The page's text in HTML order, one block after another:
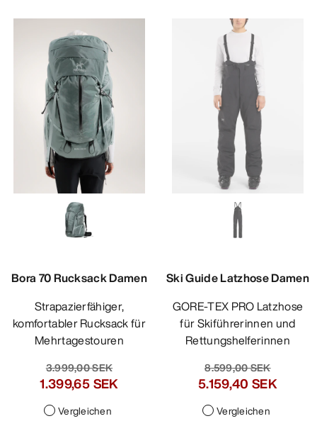
Bora 70 Rucksack Damen
Strapazierfähiger,
komfortabler Rucksack für
Mehrtagestouren
3.999,00 SEK
1.399,65 SEK
Vergleichen
Ski Guide Latzhose Damen
GORE-TEX PRO Latzhose
für Skiführerinnen und
Rettungshelferinnen
8.599,00 SEK
5.159,40 SEK
Vergleichen